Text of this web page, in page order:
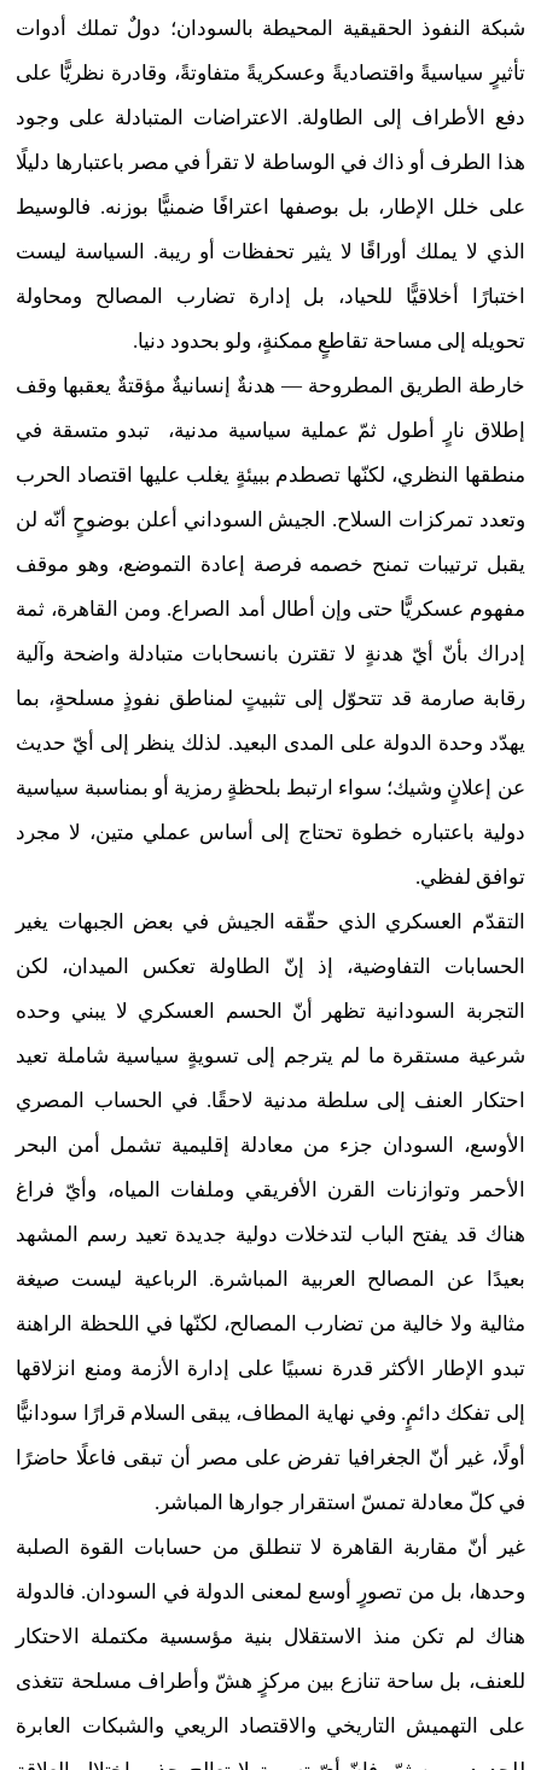
شبكة النفوذ الحقيقية المحيطة بالسودان؛ دولٌ تملك أدوات
تأثيرٍ سياسيةً واقتصاديةً وعسكريةً متفاوتةً، وقادرة نظريًّا على
دفع الأطراف إلى الطاولة. الاعتراضات المتبادلة على وجود
هذا الطرف أو ذاك في الوساطة لا تقرأ في مصر باعتبارها دليلًا
على خلل الإطار، بل بوصفها اعترافًا ضمنيًّا بوزنه. فالوسيط
الذي لا يملك أوراقًا لا يثير تحفظات أو ريبة. السياسة ليست
اختبارًا أخلاقيًّا للحياد، بل إدارة تضارب المصالح ومحاولة
تحويله إلى مساحة تقاطعٍ ممكنةٍ، ولو بحدود دنيا.
خارطة الطريق المطروحة — هدنةٌ إنسانيةٌ مؤقتةٌ يعقبها وقف
إطلاق نارٍ أطول ثمّ عملية سياسية مدنية، تبدو متسقة في
منطقها النظري، لكنّها تصطدم ببيئةٍ يغلب عليها اقتصاد الحرب
وتعدد تمركزات السلاح. الجيش السوداني أعلن بوضوحٍ أنّه لن
يقبل ترتيبات تمنح خصمه فرصة إعادة التموضع، وهو موقف
مفهوم عسكريًّا حتى وإن أطال أمد الصراع. ومن القاهرة، ثمة
إدراك بأنّ أيّ هدنةٍ لا تقترن بانسحابات متبادلة واضحة وآلية
رقابة صارمة قد تتحوّل إلى تثبيتٍ لمناطق نفوذٍ مسلحةٍ، بما
يهدّد وحدة الدولة على المدى البعيد. لذلك ينظر إلى أيّ حديث
عن إعلانٍ وشيك؛ سواء ارتبط بلحظةٍ رمزية أو بمناسبة سياسية
دولية باعتباره خطوة تحتاج إلى أساس عملي متين، لا مجرد
توافق لفظي.
التقدّم العسكري الذي حقّقه الجيش في بعض الجبهات يغير
الحسابات التفاوضية، إذ إنّ الطاولة تعكس الميدان، لكن
التجربة السودانية تظهر أنّ الحسم العسكري لا يبني وحده
شرعية مستقرة ما لم يترجم إلى تسويةٍ سياسية شاملة تعيد
احتكار العنف إلى سلطة مدنية لاحقًا. في الحساب المصري
الأوسع، السودان جزء من معادلة إقليمية تشمل أمن البحر
الأحمر وتوازنات القرن الأفريقي وملفات المياه، وأيّ فراغ
هناك قد يفتح الباب لتدخلات دولية جديدة تعيد رسم المشهد
بعيدًا عن المصالح العربية المباشرة. الرباعية ليست صيغة
مثالية ولا خالية من تضارب المصالح، لكنّها في اللحظة الراهنة
تبدو الإطار الأكثر قدرة نسبيًا على إدارة الأزمة ومنع انزلاقها
إلى تفكك دائمٍ. وفي نهاية المطاف، يبقى السلام قرارًا سودانيًّا
أولًا، غير أنّ الجغرافيا تفرض على مصر أن تبقى فاعلًا حاضرًا
في كلّ معادلة تمسّ استقرار جوارها المباشر.
غير أنّ مقاربة القاهرة لا تنطلق من حسابات القوة الصلبة
وحدها، بل من تصورٍ أوسع لمعنى الدولة في السودان. فالدولة
هناك لم تكن منذ الاستقلال بنية مؤسسية مكتملة الاحتكار
للعنف، بل ساحة تنازع بين مركزٍ هشّ وأطراف مسلحة تتغذى
على التهميش التاريخي والاقتصاد الريعي والشبكات العابرة